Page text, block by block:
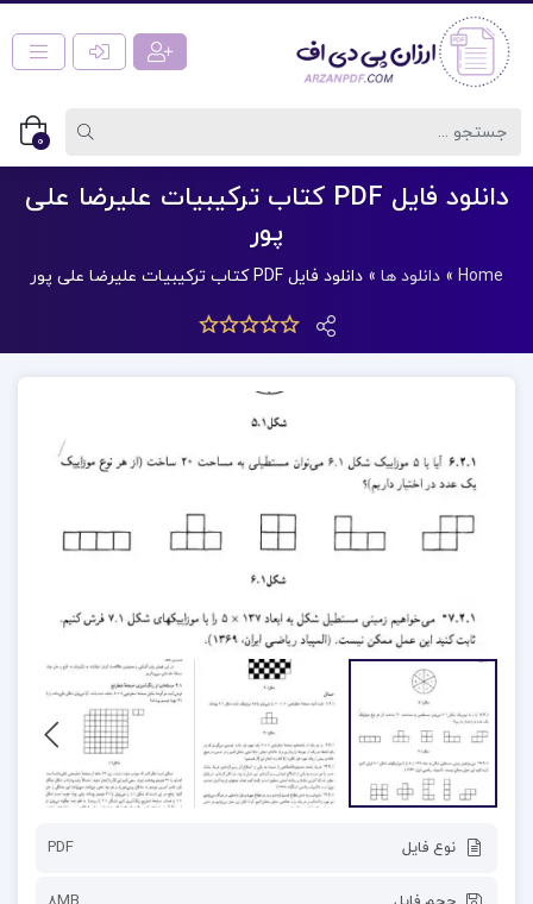
0
دانلود فایل PDF کتاب ترکیبیات علیرضا علی
پور
Home
» دانلود ها » دانلود فایل PDF کتاب ترکیبیات علیرضا علی پور
نوع فایل PDF